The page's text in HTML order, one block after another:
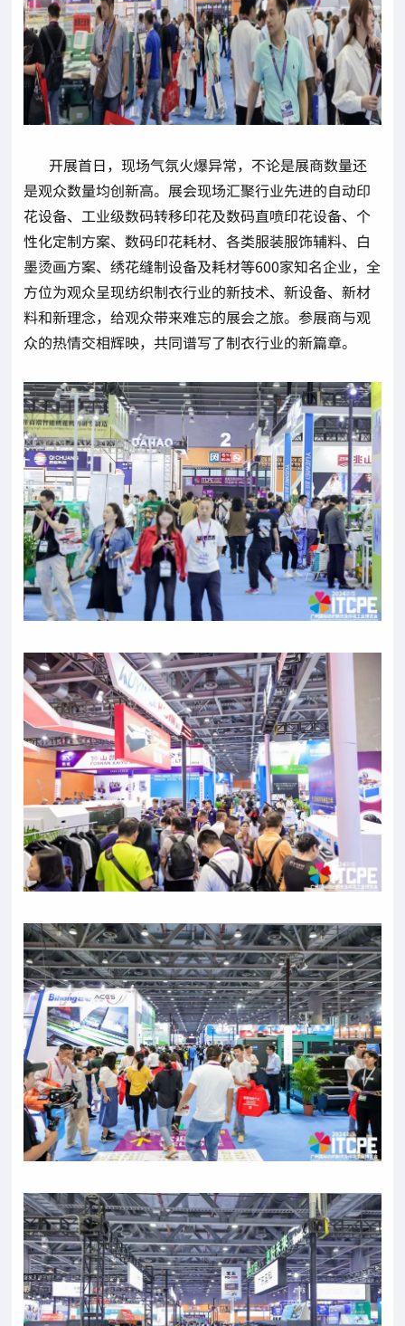
开展首日，现场气氛火爆异常，不论是展商数量还
是观众数量均创新高。展会现场汇聚行业先进的自动印
花设备、工业级数码转移印花及数码直喷印花设备、个
性化定制方案、数码印花耗材、各类服装服饰辅料、白
墨烫画方案、绣花缝制设备及耗材等600家知名企业，全
方位为观众呈现纺织制衣行业的新技术、新设备、新材
料和新理念，给观众带来难忘的展会之旅。参展商与观
众的热情交相辉映，共同谱写了制衣行业的新篇章。